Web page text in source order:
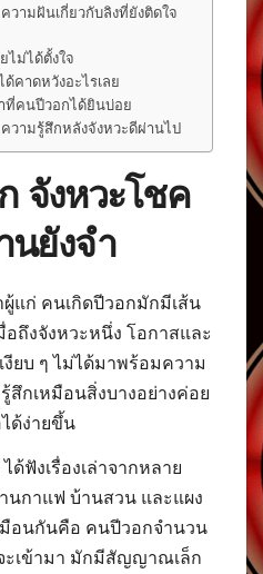
ามฝันเกี่ยวกับลิงที่ยังติดใจ
ไม่ได้ตั้งใจ
คาดหวังอะไรเลย
ที่คนปีวอกได้ยินบ่อย
วามรู้สึกหลังจังหวะดีผ่านไป
จังหวะโชค
นยังจำ
แก่ คนเกิดปีวอกมักมีเส้น
อถึงจังหวะหนึ่ง โอกาสและ
ยบ ๆ ไม่ได้มาพร้อมความ
สึกเหมือนสิ่งบางอย่างค่อย
ด้ง่ายขึ้น
ด้ฟังเรื่องเล่าจากหลาย
กาแฟ บ้านสวน และแผง
อนกันคือ คนปีวอกจำนวน
ะเข้ามา มักมีสัญญาณเล็ก